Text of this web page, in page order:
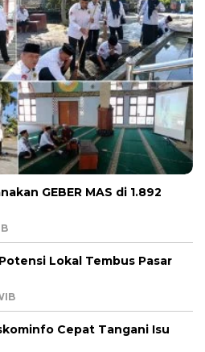
GEBER MAS di 1.892
Lokal Tembus Pasar
Cepat Tangani Isu